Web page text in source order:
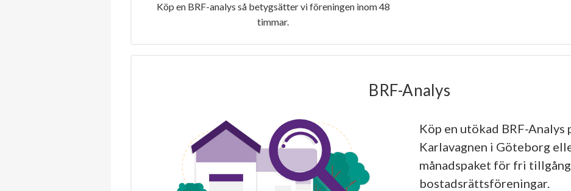
Köp en BRF-analys så betygsätter vi föreningen inom 48
timmar.
BRF-Analys
Köp en utökad BRF-Analys
Karlavagnen i Göteborg
månadspaket för fri
bostadsrättsföreningar.